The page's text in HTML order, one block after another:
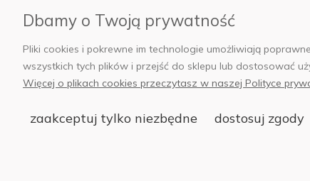
©
Dbamy o Twoją prywatność
Pliki cookies i pokrewne im technologie umożliwiają
wszystkich tych plików i przejść do sklepu lub dostosować
Więcej o plikach cookies przeczytasz w naszej Polityce
zaakceptuj tylko niezbędne dostosuj zgody